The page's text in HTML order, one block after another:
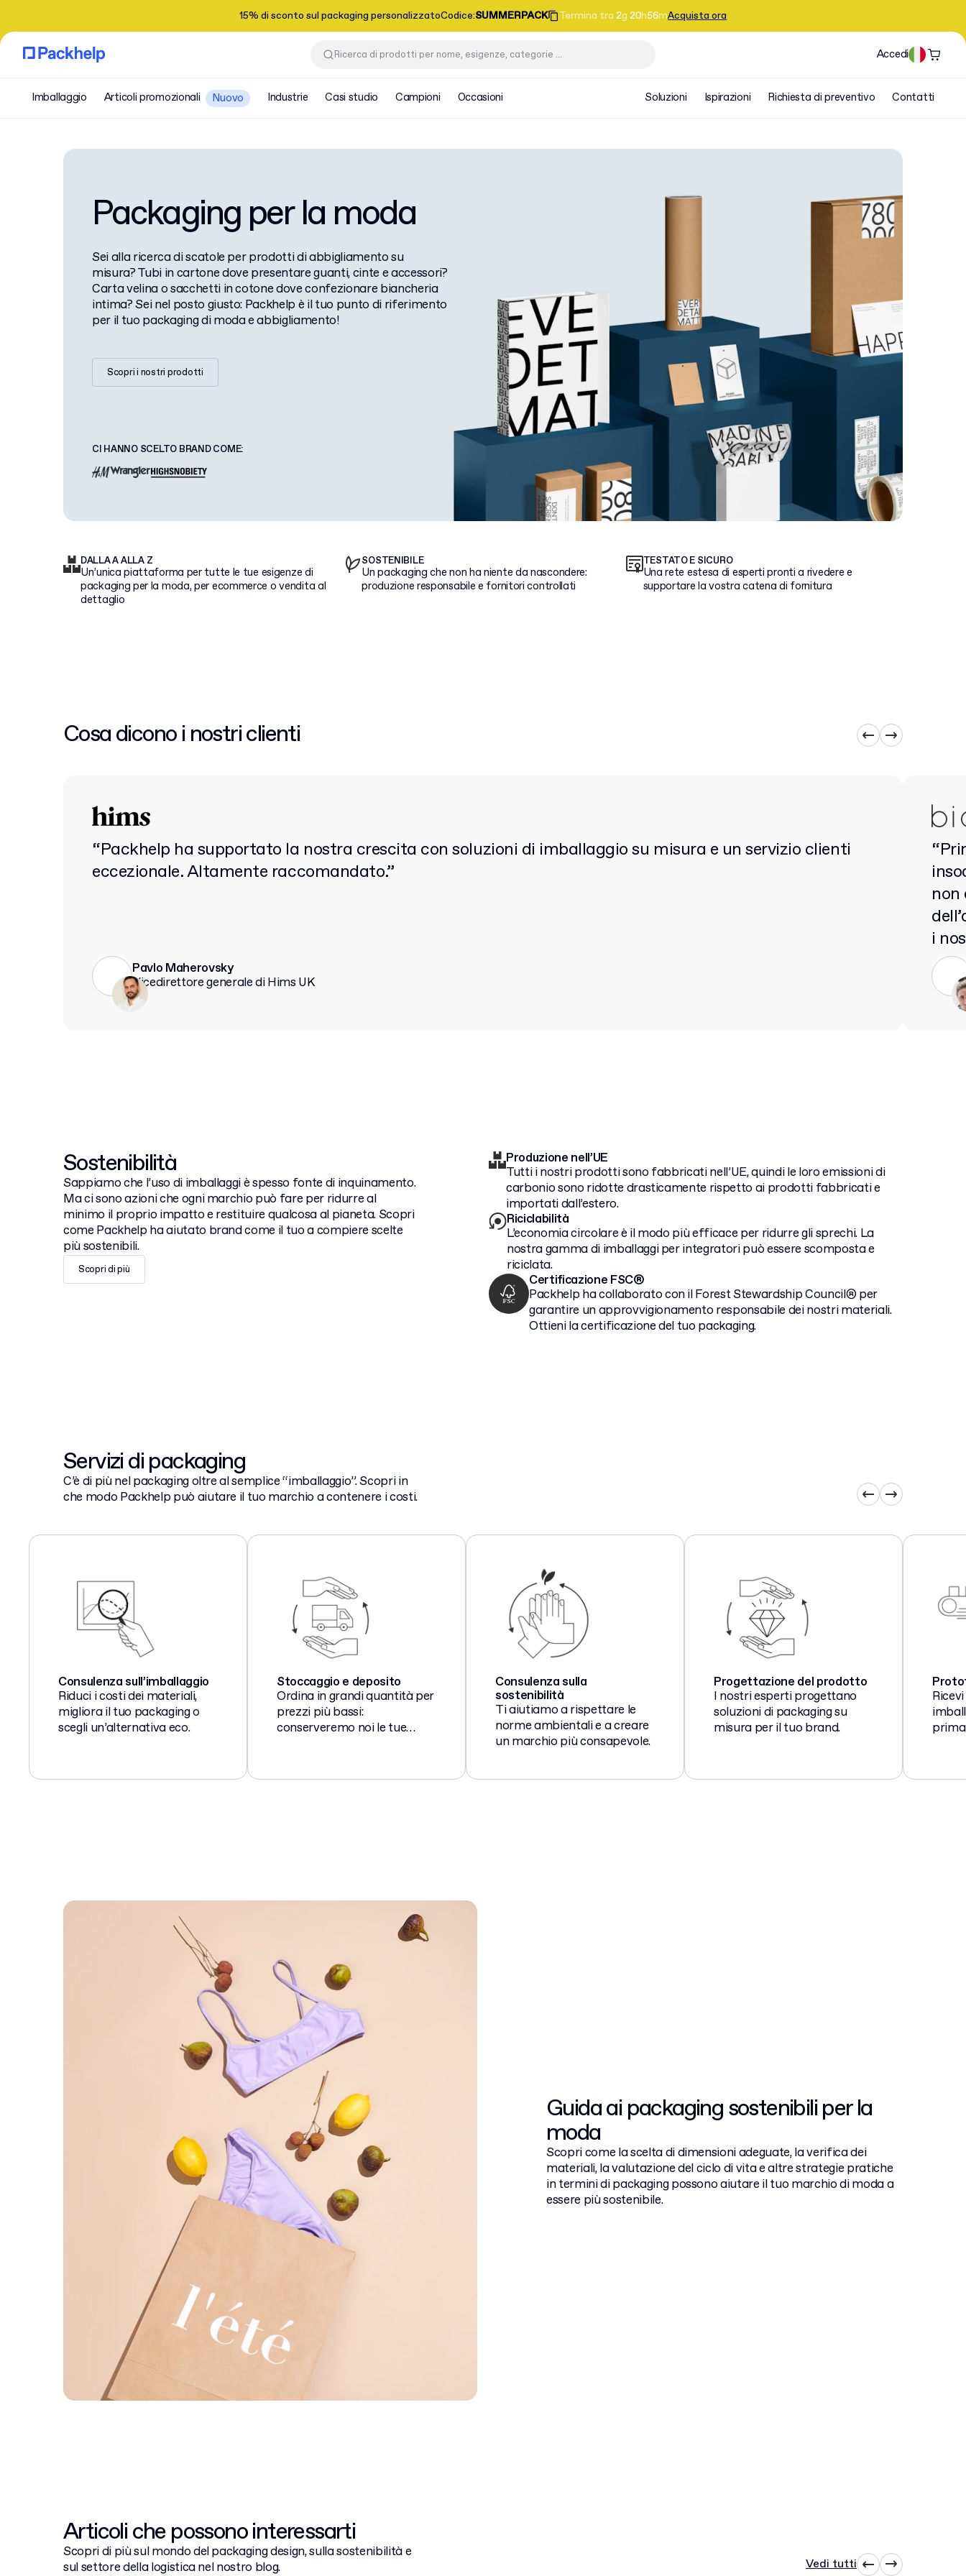
15% di sconto sul packaging personalizzatoCodice:SUMMERPACK Termina tra 2g 20h56mAcquista ora
Accedi
Imballaggio Articoli promozionali Nuovo Industrie Casi studio Campioni Occasioni Soluzioni Ispirazioni Richiesta di preventivo Contatti
Packaging per la moda
Sei alla ricerca di scatole per prodotti di abbigliamento su
misura? Tubi in cartone dove presentare guanti, cinte e accessori?
Carta velina o sacchetti in cotone dove confezionare biancheria
intima? Sei nel posto giusto: Packhelp è il tuo punto di riferimento
per il tuo packaging di moda e abbigliamento!
Scopri i nostri prodotti
CI HANNO SCELTO BRAND COME:
DALLA A ALLA Z
Un’unica piattaforma per tutte le tue esigenze di
packaging per la moda, per ecommerce o vendita al
dettaglio
SOSTENIBILE
Un packaging che non ha niente da nascondere:
produzione responsabile e fornitori controllati
TESTATO E SICURO
Una rete estesa di esperti pronti a rivedere e
supportare la vostra catena di fornitura
Cosa dicono i nostri clienti
“Packhelp ha supportato la nostra crescita con soluzioni di imballaggio su misura e un servizio clienti
eccezionale. Altamente raccomandato.”
Pavlo Maherovsky
Vicedirettore generale di Hims UK
non
i
Sostenibilità
Sappiamo che l’uso di imballaggi è spesso fonte di inquinamento.
Ma ci sono azioni che ogni marchio può fare per ridurre al
minimo il proprio impatto e restituire qualcosa al pianeta. Scopri
come Packhelp ha aiutato brand come il tuo a compiere scelte
più sostenibili.
Scopri di più
Produzione nell’UE
Tutti i nostri prodotti sono fabbricati nell’UE, quindi le loro emissioni di
carbonio sono ridotte drasticamente rispetto ai prodotti fabbricati e
importati dall’estero.
Riciclabilità
L’economia circolare è il modo più efficace per ridurre gli sprechi. La
nostra gamma di imballaggi per integratori può essere scomposta e
riciclata.
Certificazione FSC®
Packhelp ha collaborato con il Forest Stewardship Council® per
garantire un approvvigionamento responsabile dei nostri materiali.
Ottieni la certificazione del tuo packaging.
Servizi di packaging
C’è di più nel packaging oltre al semplice “imballaggio”. Scopri in
che modo Packhelp può aiutare il tuo marchio a contenere i costi.
Consulenza sull’imballaggio
Riduci i costi dei materiali,
migliora il tuo packaging o
scegli un’alternativa eco.
Stoccaggio e deposito
Ordina in grandi quantità per
prezzi più bassi:
conserveremo noi le tue
Consulenza sulla
sostenibilità
Ti aiutiamo a rispettare le
norme ambientali e a creare
un marchio più consapevole.
Progettazione del prodotto
I nostri esperti progettano
soluzioni di packaging su
misura per il tuo brand.
Guida ai packaging sostenibili per la
moda
Scopri come la scelta di dimensioni adeguate, la verifica dei
materiali, la valutazione del ciclo di vita e altre strategie pratiche
in termini di packaging possono aiutare il tuo marchio di moda a
essere più sostenibile.
Articoli che possono interessarti
Scopri di più sul mondo del packaging design, sulla sostenibilità e
sul settore della logistica nel nostro blog.
Vedi tutti